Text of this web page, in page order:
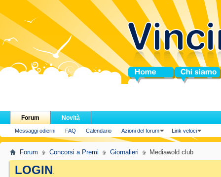
Home Chi siamo
Forum
Messaggi odierni FAQ Calendario Azioni del forum Link veloci
Novità
Forum Concorsi a Premi Giornalieri Mediawold club
LOGIN.